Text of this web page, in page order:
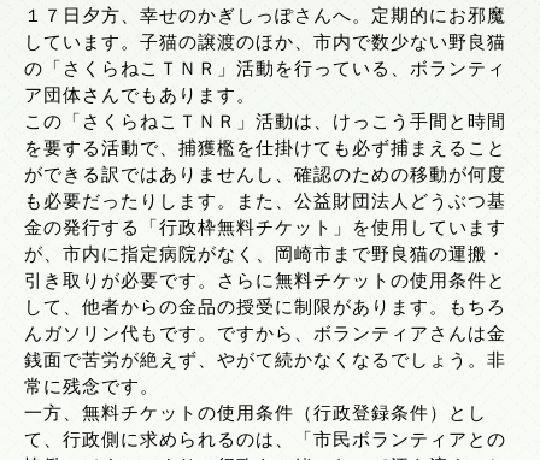
１７日夕方、幸せのかぎしっぽさんへ。定期的にお邪魔
しています。子猫の譲渡のほか、市内で数少ない野良猫
の「さくらねこＴＮＲ」活動を行っている、ボランティ
ア団体さんでもあります。
この「さくらねこＴＮＲ」活動は、けっこう手間と時間
を要する活動で、捕獲檻を仕掛けても必ず捕まえること
ができる訳ではありませんし、確認のための移動が何度
も必要だったりします。また、公益財団法人どうぶつ基
金の発行する「行政枠無料チケット」を使用しています
が、市内に指定病院がなく、岡崎市まで野良猫の運搬・
引き取りが必要です。さらに無料チケットの使用条件と
して、他者からの金品の授受に制限があります。もちろ
んガソリン代もです。ですから、ボランティアさんは金
銭面で苦労が絶えず、やがて続かなくなるでしょう。非
常に残念です。
一方、無料チケットの使用条件（行政登録条件）とし
て、行政側に求められるのは、「市民ボランティアとの